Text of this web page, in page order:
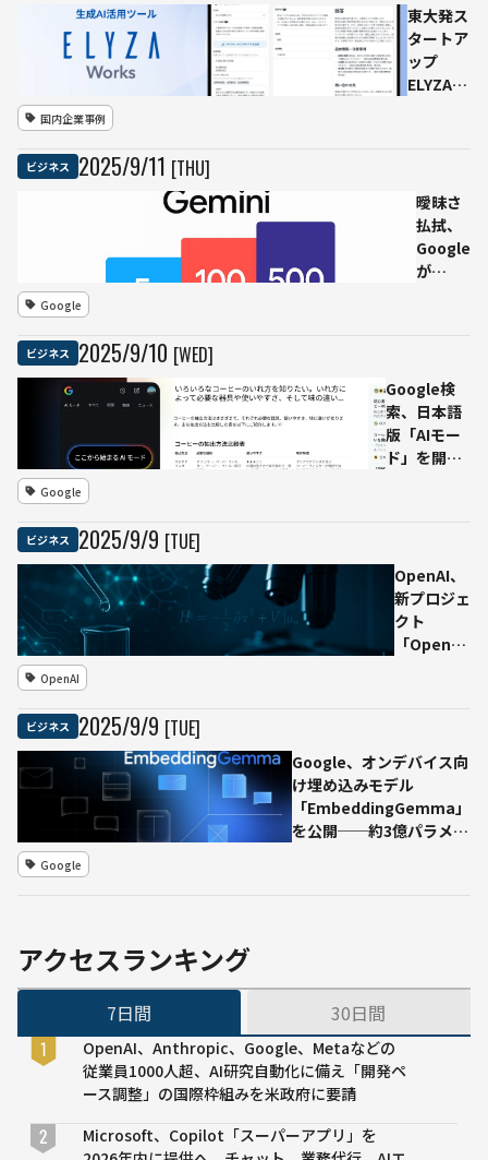
億ユー
ロ出資
──最
大株主
ップを
構築
東大発ス
タートア
ップ
ELYZA、
ツール
「ELYZA
Works」
を提供開
国内企業事例
ビジネス 2025/9/11 [THU]
曖昧さ
払拭、
Google
が
無料は1
日5プロ
ンプ
ト、
Google
ビジネス 2025/9/10 [WED]
Google検
索、日本語
版「AIモー
ド」を開始
Google
ビジネス 2025/9/9 [TUE]
OpenAI、
新プロジェ
クト
「OpenAI
活用で科学
的発見の加
速へ
OpenAI
ビジネス 2025/9/9 [TUE]
Google、オンデバイス向
け埋め込みモデル
「EmbeddingGemma」
を公開──約3億パラメー
Google
アクセスランキング
7日間 30日間
OpenAI、Anthropic、Google、Metaなどの
従業員1000人超、AI研究自動化に備え「開発ペ
ース調整」の国際枠組みを米政府に要請
Microsoft、Copilot「スーパーアプリ」を